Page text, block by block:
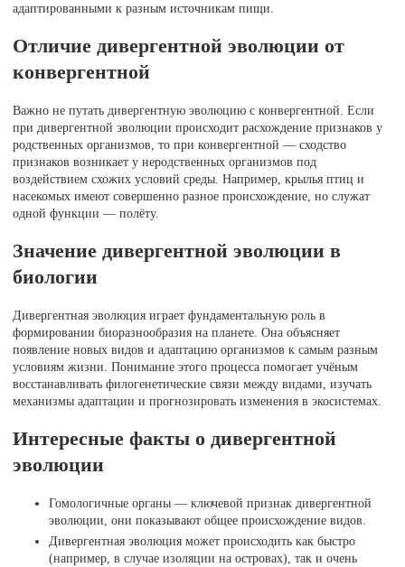
адаптированными к разным источникам пищи.
Отличие дивергентной эволюции от
конвергентной
Важно не путать дивергентную эволюцию с конвергентной. Если
при дивергентной эволюции происходит расхождение признаков у
родственных организмов, то при конвергентной — сходство
признаков возникает у неродственных организмов под
воздействием схожих условий среды. Например, крылья птиц и
насекомых имеют совершенно разное происхождение, но служат
одной функции — полёту.
Значение дивергентной эволюции в
биологии
Дивергентная эволюция играет фундаментальную роль в
формировании биоразнообразия на планете. Она объясняет
появление новых видов и адаптацию организмов к самым разным
условиям жизни. Понимание этого процесса помогает учёным
восстанавливать филогенетические связи между видами, изучать
механизмы адаптации и прогнозировать изменения в экосистемах.
Интересные факты о дивергентной
эволюции
Гомологичные органы — ключевой признак дивергентной
эволюции, они показывают общее происхождение видов.
Дивергентная эволюция может происходить как быстро
(например, в случае изоляции на островах), так и очень